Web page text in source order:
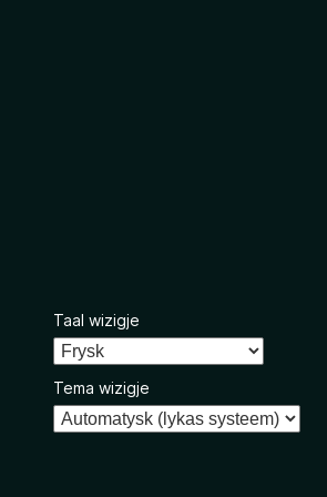
Taal wizigje
Tema wizigje